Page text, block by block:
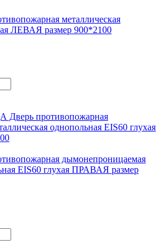
металлическая
ЛЕВАЯ размер 900*2100
дымонепроницаемая
EIS60 глухая ПРАВАЯ размер